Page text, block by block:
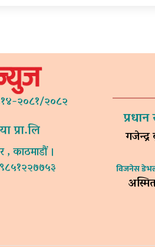
२०८१/२०८२
प्रा.लि
काठमाडौं ।
विजनेस